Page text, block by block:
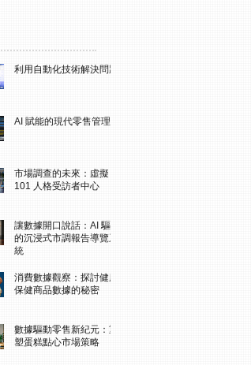
利用自動化技術解決問題
AI 賦能的現代零售管理
市場調查的未來：虛擬
101 人格受訪者中心
讓數據開口說話：AI 驅動
的沉浸式市調報告導覽系
統
消費數據觀察：探討健康
保健商品數據的秘密
數據驅動零售新紀元：重
塑蛋糕點心市場策略